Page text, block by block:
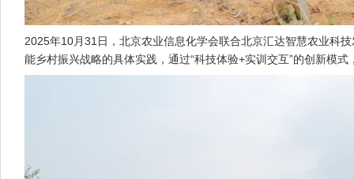
2025年10月31日，北京农业信息化学会联合北京汇达智慧农业科
能乡村振兴战略的具体实践，通过“科技体验+实训交互”的创新模